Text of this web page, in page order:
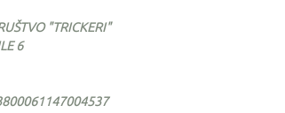
"TRICKERI"
6